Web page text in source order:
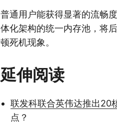
普通用户能获得显著的流畅
体化架构的统一内存池，将
顿死机现象。
延伸阅读
联发科联合英伟达推出20
点？